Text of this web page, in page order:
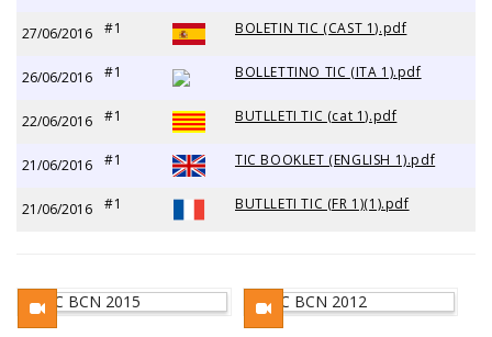
27/06/2016 #1 BOLETIN TIC (CAST 1).pdf
26/06/2016 #1 BOLLETTINO TIC (ITA 1).pdf
22/06/2016 #1 BUTLLETI TIC (cat 1).pdf
21/06/2016 #1 TIC BOOKLET (ENGLISH 1).pdf
21/06/2016 #1 BUTLLETI TIC (FR 1)(1).pdf